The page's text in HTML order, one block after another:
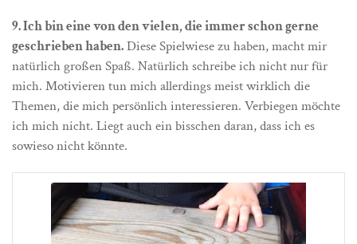
9. Ich bin eine von den vielen, die immer schon gerne
geschrieben haben.Diese Spielwiese zu haben, macht mir
natürlich großen Spaß. Natürlich schreibe ich nicht nur für
mich. Motivieren tun mich allerdings meist wirklich die
Themen, die mich persönlich interessieren. Verbiegen möchte
ich mich nicht. Liegt auch ein bisschen daran, dass ich es
sowieso nicht könnte.